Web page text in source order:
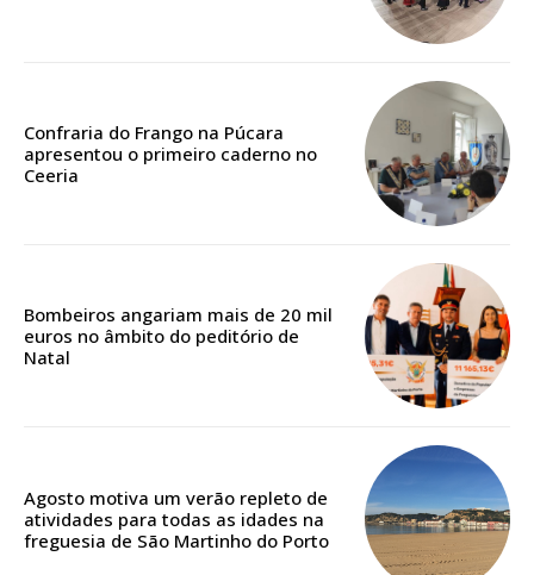
Edição em papel entregue à Quinta-feira em sua
Acesso aos conteúdos Exclusivos para
assinantes
Ofertas para assinatura anual
ASSINATURA
Confraria do Frango na Púcara
apresentou o primeiro caderno no
Ceeria
Bombeiros angariam mais de 20 mil
euros no âmbito do peditório de
Natal
Agosto motiva um verão repleto de
atividades para todas as idades na
freguesia de São Martinho do Porto